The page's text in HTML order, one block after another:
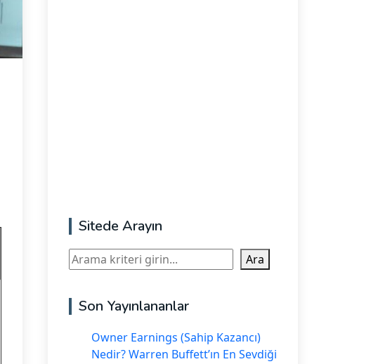
Sitede Arayın
Ara Ara
Son Yayınlananlar
Owner Earnings (Sahip Kazancı)
Nedir? Warren Buffett’ın En Sevdiği